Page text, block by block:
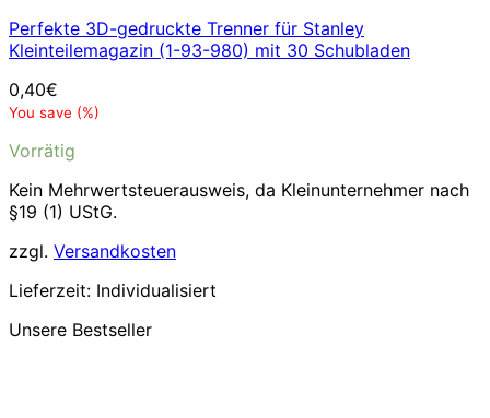
Perfekte 3D-gedruckte Trenner für Stanley
Kleinteilemagazin (1-93-980) mit 30 Schubladen
0,40€
You save (%)
Vorrätig
Kein Mehrwertsteuerausweis, da Kleinunternehmer nach
§19 (1) UStG.
zzgl. Versandkosten
Lieferzeit: Individualisiert
Unsere Bestseller